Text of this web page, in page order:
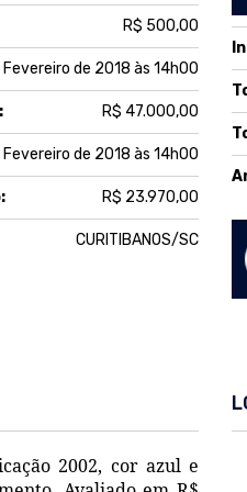
R$ 500,00
de 2018 às 14h00
R$ 47.000,00
de 2018 às 14h00
R$ 23.970,00
CURITIBANOS/SC
2002, cor azul e